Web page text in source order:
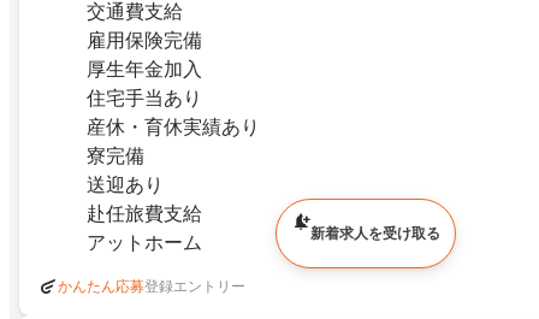
交通費支給
雇用保険完備
厚生年金加入
住宅手当あり
産休・育休実績あり
寮完備
送迎あり
赴任旅費支給
アットホーム
かんたん応募登録エントリー
新着求人を受け取る